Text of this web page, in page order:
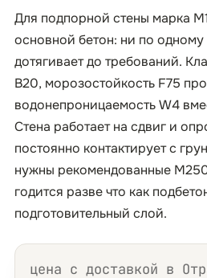
Для подпорной стены марка
основной бетон: ни по
дотягивает до требований.
B20, морозостойкость F75
водонепроницаемость W4
Стена работает на сдвиг и
постоянно контактирует с
нужны рекомендованные
годится разве что как
подготовительный слой.
цена с доставкой в